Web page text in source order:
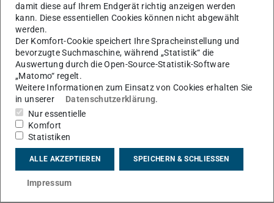
KONTAKT
damit diese auf Ihrem Endgerät richtig anzeigen werden
kann. Diese essentiellen Cookies können nicht abgewählt
werden.
Der Komfort-Cookie speichert Ihre Spracheinstellung und
bevorzugte Suchmaschine, während „Statistik“ die
Auswertung durch die Open-Source-Statistik-Software
„Matomo“ regelt.
Weitere Informationen zum Einsatz von Cookies erhalten Sie
in unserer
Datenschutzerklärung.
Nur essentielle
Komfort
Statistiken
ALLE AKZEPTIEREN SPEICHERN & SCHLIESSEN
Impressum